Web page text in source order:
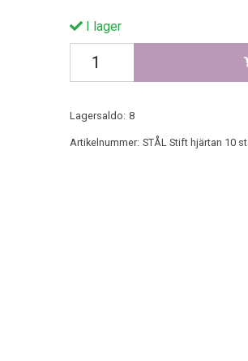
I lager
Lagersaldo: 8
Artikelnummer: STÅL Stift hjärtan 10 st